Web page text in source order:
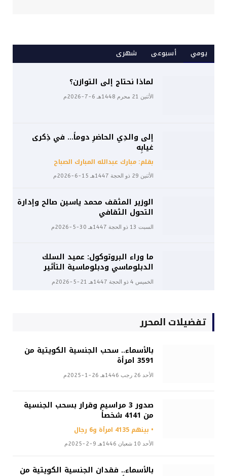
يومي أسبوعى شهرى
لماذا نحتاج إلى التوازن؟
الأثنين 21 محرم 1448هـ 6-7-2026م
إلى والدِي الحاضرِ دوماً… في ذِكرى
غيابِه
بقلم: مبارك عبدالله المبارك الصباح
الأثنين 29 ذو الحجة 1447هـ 15-6-2026م
الوزير المثقف محمد ياسين صالح وإدارة
التحول الثقافي
السبت 13 ذو الحجة 1447هـ 30-5-2026م
ما وراء البروتوكول: عميد السلك
الدبلوماسي ودبلوماسية التأثير
الخميس 4 ذو الحجة 1447هـ 21-5-2026م
تفضيلات المحرر
بالأسماء.. سحب الجنسية الكويتية من
3591 امرأة
الأحد 26 رجب 1446هـ 26-1-2025م
صدور 3 مراسيم وقرار بسحب الجنسية
من 4141 شخصاً
• بينهم 4135 امرأة و6 رجال
الأحد 10 شعبان 1446هـ 9-2-2025م
بالأسماء.. فقدان الجنسية الكويتية من